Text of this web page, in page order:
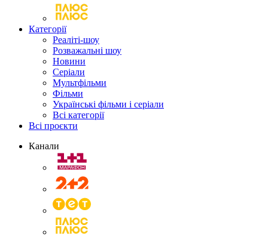
Категорії
Реаліті-шоу
Розважальні шоу
Новини
Серіали
Мультфільми
Фільми
Українські фільми і серіали
Всі категорії
Всі проєкти
Канали